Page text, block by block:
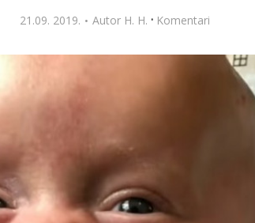
21.09. 2019. Autor H. H. · Komentari